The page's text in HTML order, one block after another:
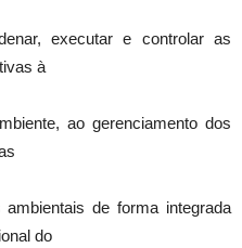
executar e controlar as
à
ao gerenciamento dos
de forma integrada
do